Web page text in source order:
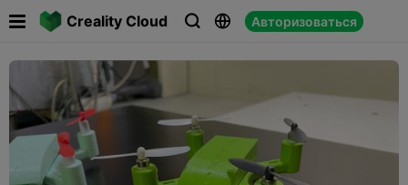
Creality Cloud   Авторизоваться
 